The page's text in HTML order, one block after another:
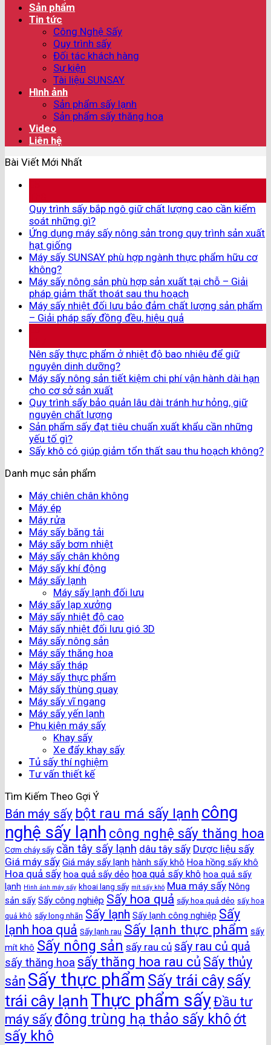
Sản phẩm
Tin tức
Công Nghệ Sấy
Quy trình sấy
Đối tác khách hàng
Sự kiện
Tài liệu SUNSAY
Hình ảnh
Sản phẩm sấy lạnh
Sản phẩm sấy thăng hoa
Video
Liên hệ
Bài Viết Mới Nhất
Quy trình sấy bắp ngô giữ chất lượng cao cần kiểm
soát những gì?
Ứng dụng máy sấy nông sản trong quy trình sản xuất
hạt giống
Máy sấy SUNSAY phù hợp ngành thực phẩm hữu cơ
không?
Máy sấy nông sản phù hợp sản xuất tại chỗ – Giải
pháp giảm thất thoát sau thu hoạch
Máy sấy nhiệt đối lưu bảo đảm chất lượng sản phẩm
– Giải pháp sấy đồng đều, hiệu quả
Nên sấy thực phẩm ở nhiệt độ bao nhiêu để giữ
nguyên dinh dưỡng?
Máy sấy nông sản tiết kiệm chi phí vận hành dài hạn
cho cơ sở sản xuất
Quy trình sấy bảo quản lâu dài tránh hư hỏng, giữ
nguyên chất lượng
Sản phẩm sấy đạt tiêu chuẩn xuất khẩu cần những
yếu tố gì?
Sấy khô có giúp giảm tổn thất sau thu hoạch không?
Danh mục sản phẩm
Máy chiên chân không
Máy ép
Máy rửa
Máy sấy băng tải
Máy sấy bơm nhiệt
Máy sấy chân không
Máy sấy khí động
Máy sấy lạnh
Máy sấy lạnh đối lưu
Máy sấy lạp xưởng
Máy sấy nhiệt độ cao
Máy sấy nhiệt đối lưu gió 3D
Máy sấy nông sản
Máy sấy thăng hoa
Máy sấy tháp
Máy sấy thực phẩm
Máy sấy thùng quay
Máy sấy vĩ ngang
Máy sấy yến lạnh
Phụ kiện máy sấy
Khay sấy
Xe đẩy khay sấy
Tủ sấy thí nghiệm
Tư vấn thiết kế
Tìm Kiếm Theo Gợi Ý
Bán máy sấy bột rau má sấy lạnh công
nghệ sấy lạnh công nghệ sấy thăng hoa
Cơm cháy sấy cần tây sấy lạnh dâu tây sấy Dược liệu sấy
Giá máy sấy Giá máy sấy lạnh hành sấy khô Hoa hồng sấy khô
Hoa quả sấy hoa quả sấy dẻo hoa quả sấy khô hoa quả sấy
lạnh Hình ảnh máy sấy khoai lang sấy mít sấy khô Mua máy sấy Nông
sản sấy Sấy công nghiệp Sấy hoa quả sấy hoa quả dẻo sấy hoa
quả khô sấy long nhãn Sấy lạnh Sấy lạnh công nghiệp Sấy
lạnh hoa quả Sấy lạnh rau Sấy lạnh thực phẩm sấy
mít khô Sấy nông sản sấy rau củ sấy rau củ quả
sấy thăng hoa sấy thăng hoa rau củ Sấy thủy
sản Sấy thực phẩm Sấy trái câysấy
trái cây lạnh Thực phẩm sấyĐầu tư
máy sấy đông trùng hạ thảo sấy khôớt
sấy khô